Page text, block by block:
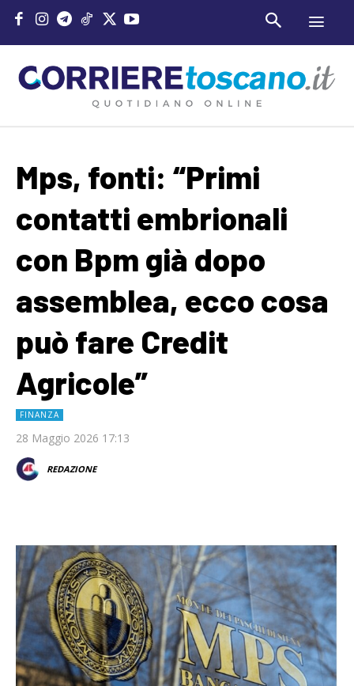
Mps, fonti: “Primi
contatti embrionali
con Bpm già dopo
assemblea, ecco cosa
può fare Credit
Agricole”
FINANZA
28 Maggio 2026 17:13
REDAZIONE